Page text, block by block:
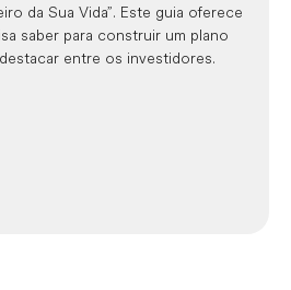
da Sua Vida”. Este guia oferece
saber para construir um plano
entre os investidores.